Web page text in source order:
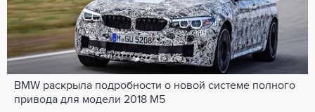
BMW раскрыла подробности о новой системе полного
привода для модели 2018 M5